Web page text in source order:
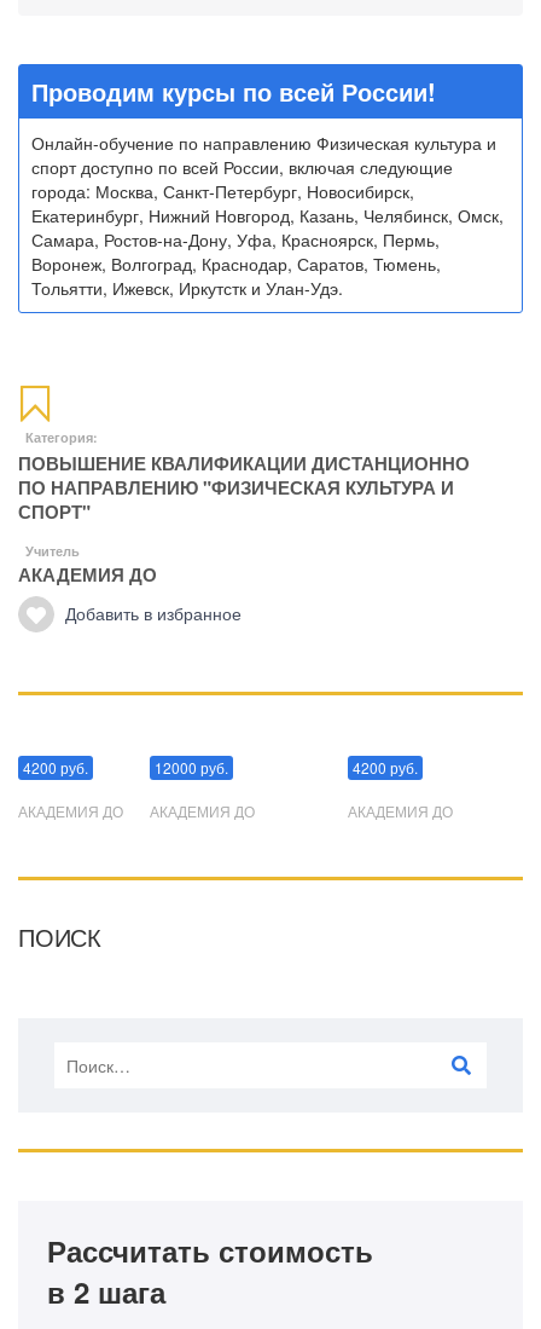
Проводим курсы по всей России!
Онлайн-обучение по направлению Физическая культура и
спорт доступно по всей России, включая следующие
города: Москва, Санкт-Петербург, Новосибирск,
Екатеринбург, Нижний Новгород, Казань, Челябинск, Омск,
Самара, Ростов-на-Дону, Уфа, Красноярск, Пермь,
Воронеж, Волгоград, Краснодар, Саратов, Тюмень,
Тольятти, Ижевск, Иркутстк и Улан-Удэ.
Категория:
ПОВЫШЕНИЕ КВАЛИФИКАЦИИ ДИСТАНЦИОННО
ПО НАПРАВЛЕНИЮ "ФИЗИЧЕСКАЯ КУЛЬТУРА И
СПОРТ"
Учитель
АКАДЕМИЯ ДО
Добавить в избранное
4200 руб.
АКАДЕМИЯ ДО
12000 руб.
АКАДЕМИЯ ДО
4200 руб.
АКАДЕМИЯ ДО
ПОИСК
Рассчитать стоимость
в 2 шага